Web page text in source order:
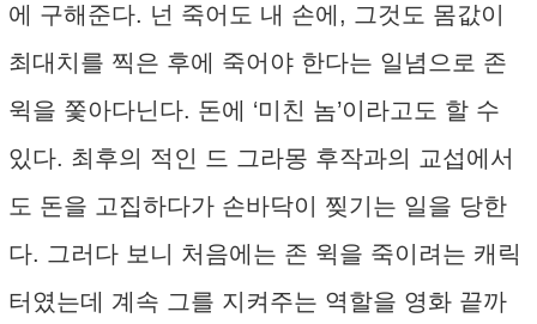
에 구해준다. 넌 죽어도 내 손에, 그것도 몸값이
최대치를 찍은 후에 죽어야 한다는 일념으로 존
윅을 쫓아다닌다. 돈에 ‘미친 놈’이라고도 할 수
있다. 최후의 적인 드 그라몽 후작과의 교섭에서
도 돈을 고집하다가 손바닥이 찢기는 일을 당한
다. 그러다 보니 처음에는 존 윅을 죽이려는 캐릭
터였는데 계속 그를 지켜주는 역할을 영화 끝까